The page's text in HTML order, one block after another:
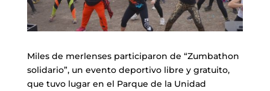
Miles de merlenses participaron de “Zumbathon
solidario”, un evento deportivo libre y gratuito,
que tuvo lugar en el Parque de la Unidad